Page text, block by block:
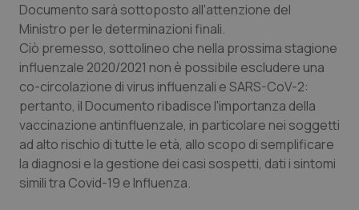
Quotidiano Chirurgia
Quotidiano Oncologia
Quotidiano Pediatria
Rene & patologie urogenitali
Salute orale & impianti
Documento sarà sottoposto all'attenzione del
Ministro per le determinazioni finali.
Ciò premesso, sottolineo che nella prossima stagione
influenzale 2020/2021 non è possibile escludere una
co-circolazione di virus influenzali e SARS-CoV-2:
pertanto, il Documento ribadisce l'importanza della
vaccinazione antinfluenzale, in particolare nei soggetti
ad alto rischio di tutte le età, allo scopo di semplificare
la diagnosi e la gestione dei casi sospetti, dati i sintomi
simili tra Covid-19 e Influenza.